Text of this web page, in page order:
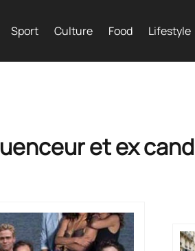
Sport Culture Food Lifestyle
et ex